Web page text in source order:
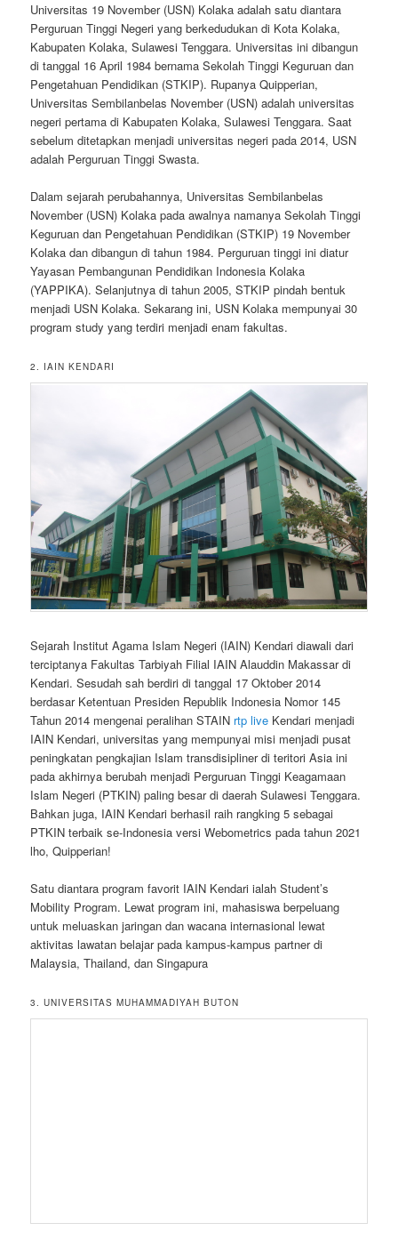
Universitas 19 November (USN) Kolaka adalah satu diantara
Perguruan Tinggi Negeri yang berkedudukan di Kota Kolaka,
Kabupaten Kolaka, Sulawesi Tenggara. Universitas ini dibangun
di tanggal 16 April 1984 bernama Sekolah Tinggi Keguruan dan
Pengetahuan Pendidikan (STKIP). Rupanya Quipperian,
Universitas Sembilanbelas November (USN) adalah universitas
negeri pertama di Kabupaten Kolaka, Sulawesi Tenggara. Saat
sebelum ditetapkan menjadi universitas negeri pada 2014, USN
adalah Perguruan Tinggi Swasta.
Dalam sejarah perubahannya, Universitas Sembilanbelas
November (USN) Kolaka pada awalnya namanya Sekolah Tinggi
Keguruan dan Pengetahuan Pendidikan (STKIP) 19 November
Kolaka dan dibangun di tahun 1984. Perguruan tinggi ini diatur
Yayasan Pembangunan Pendidikan Indonesia Kolaka
(YAPPIKA). Selanjutnya di tahun 2005, STKIP pindah bentuk
menjadi USN Kolaka. Sekarang ini, USN Kolaka mempunyai 30
program study yang terdiri menjadi enam fakultas.
2. IAIN KENDARI
Sejarah Institut Agama Islam Negeri (IAIN) Kendari diawali dari
terciptanya Fakultas Tarbiyah Filial IAIN Alauddin Makassar di
Kendari. Sesudah sah berdiri di tanggal 17 Oktober 2014
berdasar Ketentuan Presiden Republik Indonesia Nomor 145
Tahun 2014 mengenai peralihan STAIN rtp live Kendari menjadi
IAIN Kendari, universitas yang mempunyai misi menjadi pusat
peningkatan pengkajian Islam transdisipliner di teritori Asia ini
pada akhirnya berubah menjadi Perguruan Tinggi Keagamaan
Islam Negeri (PTKIN) paling besar di daerah Sulawesi Tenggara.
Bahkan juga, IAIN Kendari berhasil raih rangking 5 sebagai
PTKIN terbaik se-Indonesia versi Webometrics pada tahun 2021
lho, Quipperian!
Satu diantara program favorit IAIN Kendari ialah Student’s
Mobility Program. Lewat program ini, mahasiswa berpeluang
untuk meluaskan jaringan dan wacana internasional lewat
aktivitas lawatan belajar pada kampus-kampus partner di
Malaysia, Thailand, dan Singapura
3. UNIVERSITAS MUHAMMADIYAH BUTON